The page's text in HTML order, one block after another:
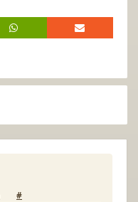
#